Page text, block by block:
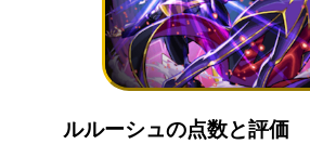
ルルーシュの点数と評価